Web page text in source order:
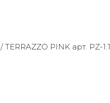
/ TERRAZZO PINK арт. PZ-1.1